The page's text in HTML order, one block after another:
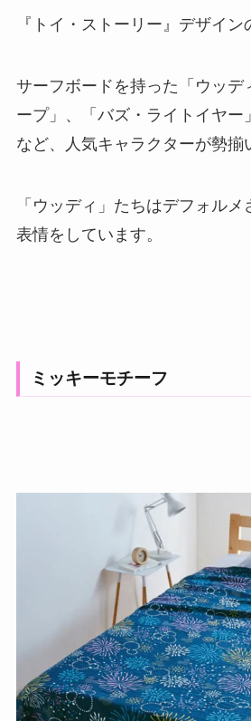
『トイ・ストーリー』デザイン
サーフボードを持った「ウッデ
ープ」、「バズ・ライトイヤー
など、人気キャラクターが勢
「ウッディ」たちはデフォル
表情をしています。
ミッキーモチーフ